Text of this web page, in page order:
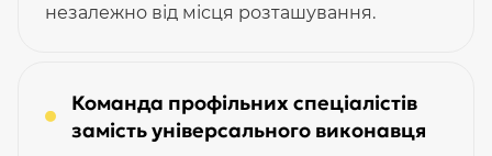
незалежно від місця розташування.
Команда профільних спеціалістів
замість універсального виконавця